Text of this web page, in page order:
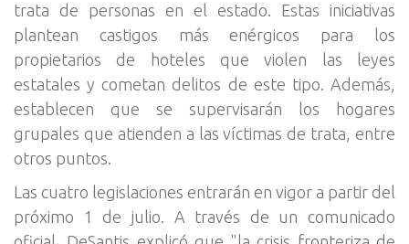
trata de personas en el estado. Estas iniciativas
plantean castigos más enérgicos para los
propietarios de hoteles que violen las leyes
estatales y cometan delitos de este tipo. Además,
establecen que se supervisarán los hogares
grupales que atienden a las víctimas de trata, entre
otros puntos.
Las cuatro legislaciones entrarán en vigor a partir del
próximo 1 de julio. A través de un comunicado